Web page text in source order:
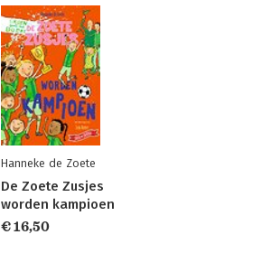
Hanneke de Zoete
De Zoete Zusjes
worden kampioen
€ 16,50